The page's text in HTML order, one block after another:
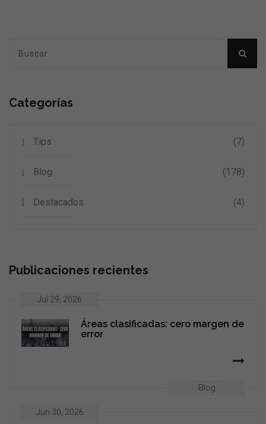
Categorías
Tips (7)
Blog (178)
Destacados (4)
Publicaciones recientes
Jul 29, 2026
Blog
Áreas clasificadas: cero margen de
error
Jun 30, 2026